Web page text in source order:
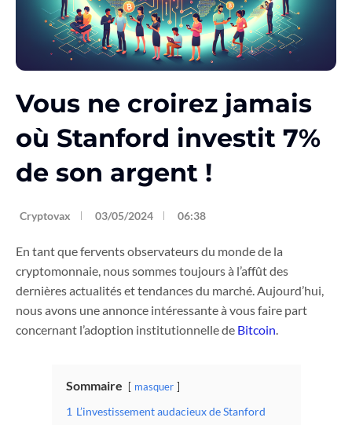
Vous ne croirez jamais
où Stanford investit 7%
de son argent !
Cryptovax 03/05/2024 06:38
En tant que fervents observateurs du monde de la
cryptomonnaie, nous sommes toujours à l’affût des
dernières actualités et tendances du marché. Aujourd’hui,
nous avons une annonce intéressante à vous faire part
concernant l’adoption institutionnelle de Bitcoin.
Sommaire masquer
1 L’investissement audacieux de Stanford